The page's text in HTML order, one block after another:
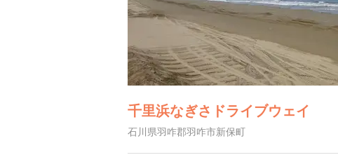
千里浜なぎさドライブウェイ
石川県羽咋郡羽咋市新保町